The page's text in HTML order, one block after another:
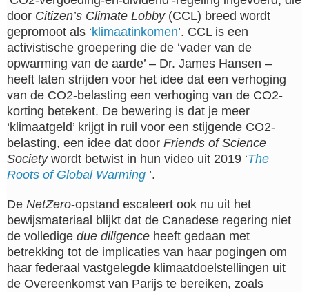
door Citizen’s Climate Lobby(CCL) breed wordt
gepromoot als ‘klimaatinkomen’. CCL is een
activistische groepering die de ‘vader van de
opwarming van de aarde’ – Dr. James Hansen –
heeft laten strijden voor het idee dat een verhoging
van de CO2-belasting een verhoging van de CO2-
korting betekent. De bewering is dat je meer
‘klimaatgeld’ krijgt in ruil voor een stijgende CO2-
belasting, een idee dat door Friends of Science
Societywordt betwist in hun video uit 2019 ‘The
Roots of Global Warming ’.
De NetZero-opstand escaleert ook nu uit het
bewijsmateriaal blijkt dat de Canadese regering niet
de volledige due diligence heeft gedaan met
betrekking tot de implicaties van haar pogingen om
haar federaal vastgelegde klimaatdoelstellingen uit
de Overeenkomst van Parijs te bereiken, zoals